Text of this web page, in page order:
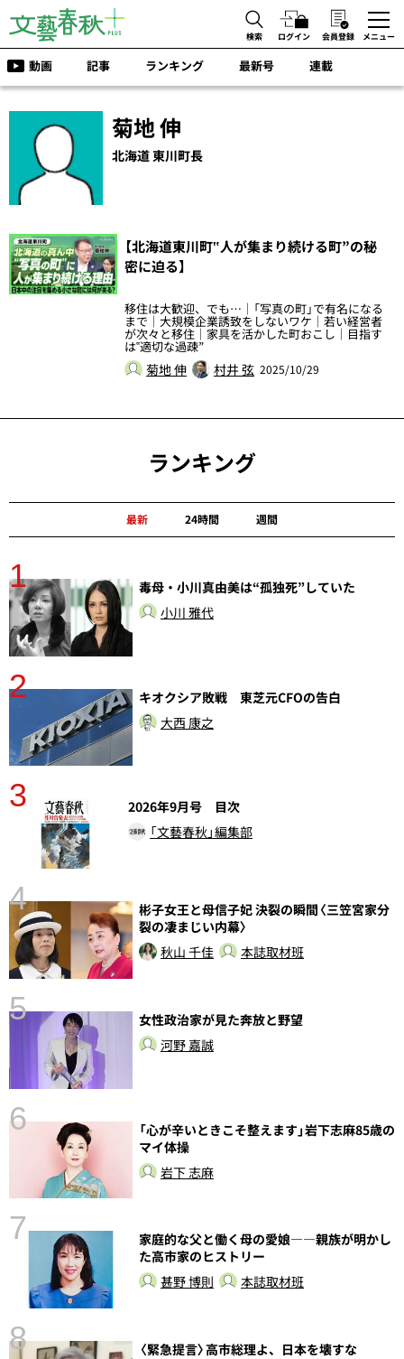
検索 ログイン 会員登録 メニュー
動画 記事 ランキング 最新号 連載
菊地 伸
北海道 東川町長
【北海道東川町‟人が集まり続ける町”の秘
密に迫る】
移住は大歓迎、でも…｜「写真の町」で有名になる
まで｜大規模企業誘致をしないワケ｜若い経営者
が次々と移住｜家具を活かした町おこし｜目指す
は‟適切な過疎”
菊地 伸 村井 弦 2025/10/29
ランキング
最新 24時間 週間
1
毒母・小川真由美は“孤独死”していた
小川 雅代
2
キオクシア敗戦 東芝元CFOの告白
大西 康之
3
2026年9月号 目次
「文藝春秋」編集部
4
彬子女王と母信子妃 決裂の瞬間〈三笠宮家分
裂の凄まじい内幕〉
秋山 千佳
本誌取材班
5
女性政治家が見た奔放と野望
河野 嘉誠
6
「心が辛いときこそ整えます」岩下志麻85歳の
マイ体操
岩下 志麻
7
家庭的な父と働く母の愛娘――親族が明かし
た高市家のヒストリー
甚野 博則
本誌取材班
8
〈緊急提言〉高市総理よ、日本を壊すな